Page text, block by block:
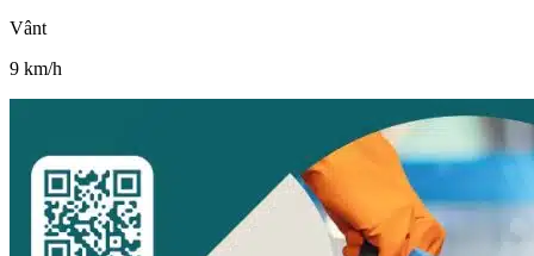
Vânt
9 km/h